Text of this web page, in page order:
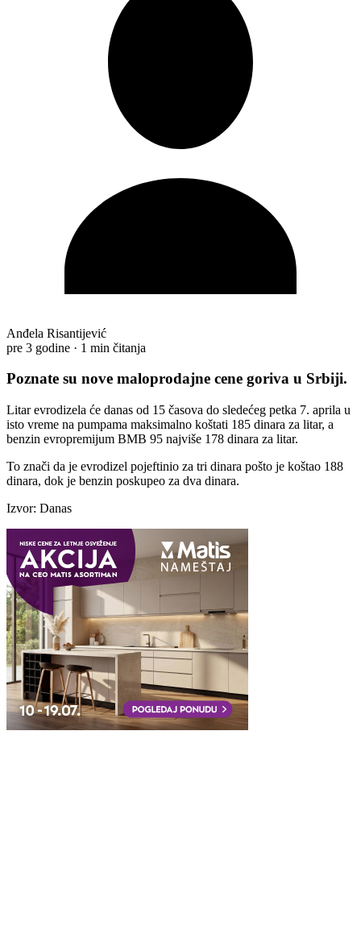
Anđela Risantijević
pre 3 godine · 1 min čitanja
Poznate su nove maloprodajne cene goriva u Srbiji.
Litar evrodizela će danas od 15 časova do sledećeg petka 7. aprila u
isto vreme na pumpama maksimalno koštati 185 dinara za litar, a
benzin evropremijum BMB 95 najviše 178 dinara za litar.
To znači da je evrodizel pojeftinio za tri dinara pošto je koštao 188
dinara, dok je benzin poskupeo za dva dinara.
Izvor: Danas